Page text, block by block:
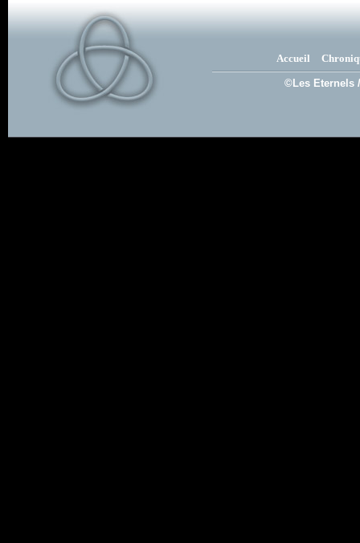
Accueil
©Les Eternels